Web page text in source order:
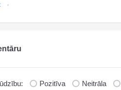
Pozitīva Neitrāla